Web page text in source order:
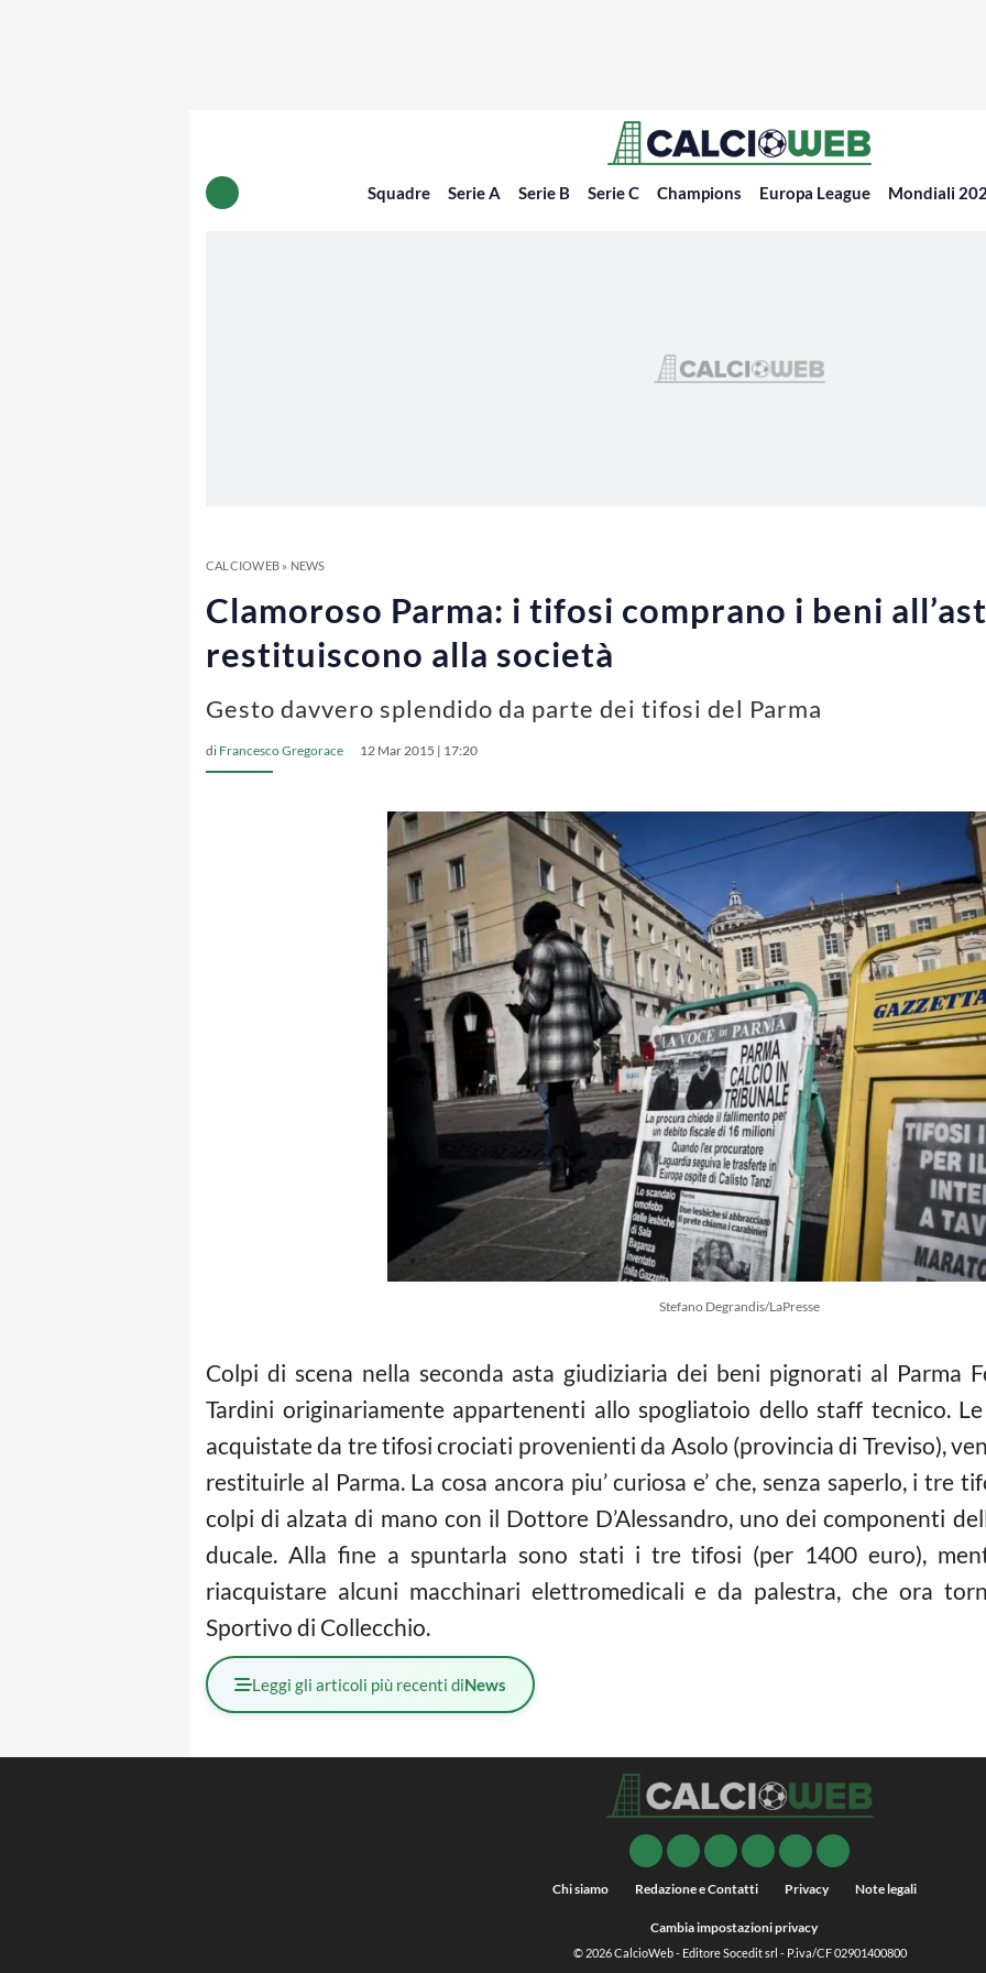
Squadre Serie A Serie B Serie C Champions Europa League Mondiali
CALCIOWEB» NEWS
Clamoroso Parma: i tifosi comprano i beni
restituiscono alla società
Gesto davvero splendido da parte dei tifosi del Parma
di Francesco Gregorace 12 Mar 2015 | 17:20
Stefano Degrandis/LaPresse
Colpi di scena nella seconda asta giudiziaria dei beni pignorati al Parma
Tardini originariamente appartenenti allo spogliatoio dello staff tecnico.
acquistate da tre tifosi crociati provenienti da Asolo (provincia di Treviso),
restituirle al Parma. La cosa ancora piu’ curiosa e’ che, senza saperlo, i tre
colpi di alzata di mano con il Dottore D’Alessandro, uno dei componenti
ducale. Alla fine a spuntarla sono stati i tre tifosi (per 1400 euro),
riacquistare alcuni macchinari elettromedicali e da palestra, che ora
Sportivo di Collecchio.
Leggi gli articoli più recenti diNews
Chi siamo Redazione e Contatti Privacy Note legali
Cambia impostazioni privacy
© 2026CalcioWeb- Editore Socedit srl - P.iva/CF 02901400800